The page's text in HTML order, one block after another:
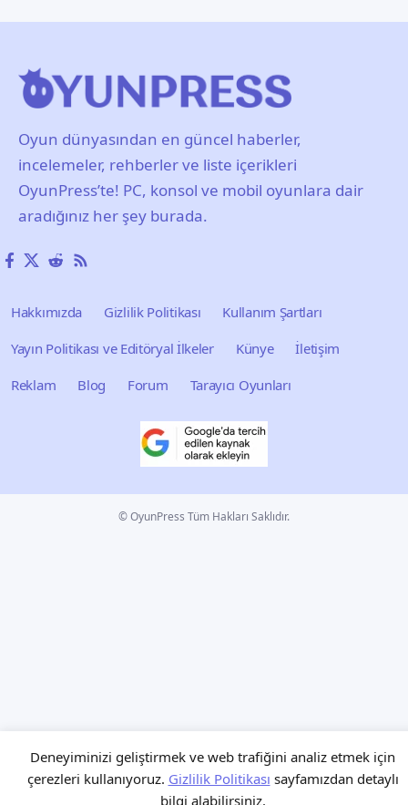
Deneyiminizi geliştirmek ve web trafiğini analiz etmek için
çerezleri kullanıyoruz. Gizlilik Politikası sayfamızdan detaylı
bilgi alabilirsiniz.
Oyun dünyasından en güncel haberler,
incelemeler, rehberler ve liste içerikleri
OyunPress’te! PC, konsol ve mobil oyunlara dair
aradığınız her şey burada.
Hakkımızda Gizlilik Politikası
Kullanım Şartları
Yayın Politikası ve Editöryal İlkeler
Künye
İletişim
Reklam
Blog Forum Tarayıcı Oyunları
© OyunPress Tüm Hakları Saklıdır.